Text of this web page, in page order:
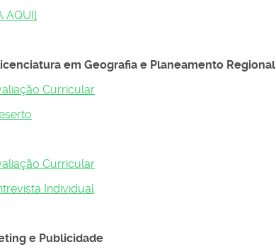
AQUI]
em Geografia e Planeamento Regional
Curricular
Curricular
Individual
e Publicidade